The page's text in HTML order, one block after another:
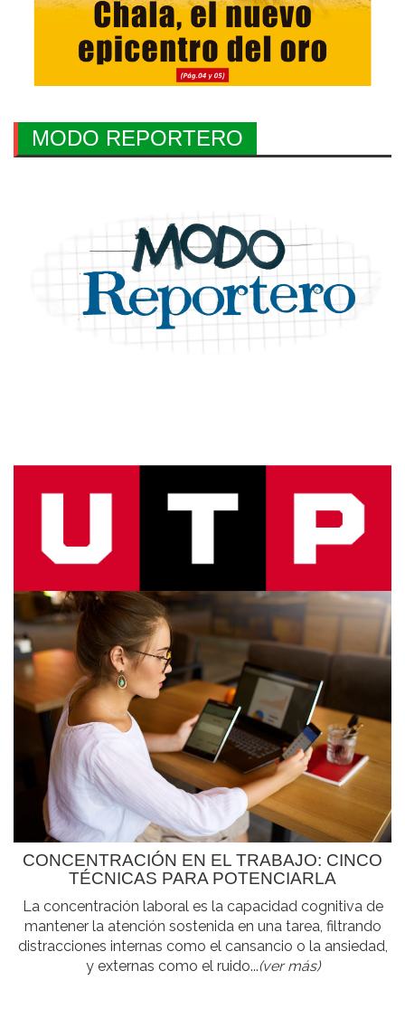
MODO REPORTERO
CONCENTRACIÓN EN EL TRABAJO: CINCO
TÉCNICAS PARA POTENCIARLA
La concentración laboral es la capacidad cognitiva de
mantener la atención sostenida en una tarea, filtrando
distracciones internas como el cansancio o la ansiedad,
y externas como el ruido...(ver más)